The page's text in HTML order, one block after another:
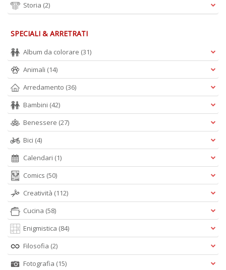
Storia (2)
SPECIALI & ARRETRATI
Album da colorare (31)
Animali (14)
Arredamento (36)
Bambini (42)
Benessere (27)
Bici (4)
Calendari (1)
Comics (50)
Creatività (112)
Cucina (58)
Enigmistica (84)
Filosofia (2)
Fotografia (15)